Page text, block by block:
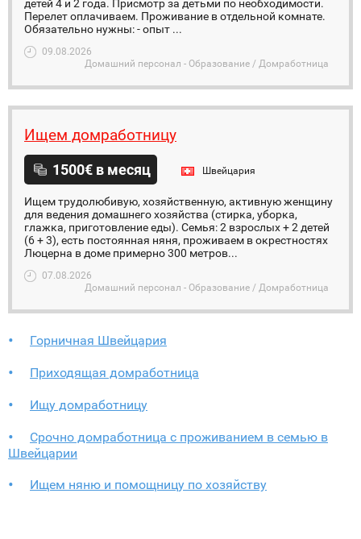
детей 4 и 2 года. Присмотр за детьми по необходимости.
Перелет оплачиваем. Проживание в отдельной комнате.
Обязательно нужны: - опыт ...
09.08.2026
Домашний персонал - Образование / Домработница
Ищем домработницу
1500€ в месяц Швейцария
Ищем трудолюбивую, хозяйственную, активную женщину
для ведения домашнего хозяйства (стирка, уборка,
глажка, приготовление еды). Семья: 2 взрослых + 2 детей
(6 + 3), есть постоянная няня, проживаем в окрестностях
Люцерна в доме примерно 300 метров...
07.08.2026
Домашний персонал - Образование / Домработница
Горничная Швейцария
Приходящая домработница
Ищу домработницу
Срочно домработница с проживанием в семью в
Швейцарии
Ищем няню и помощницу по хозяйству